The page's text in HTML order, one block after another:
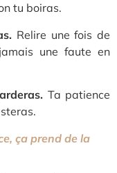
tu boiras.
Relire une fois de
une faute en
Ta patience
ça prend de la